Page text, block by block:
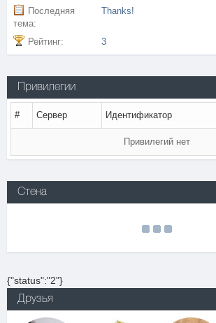
Последняя
тема:
Thanks!
Рейтинг: 3
Привилегии
# Сервер Идентификатор
Привилегий нет
Стена
{"status":"2"}
Друзья